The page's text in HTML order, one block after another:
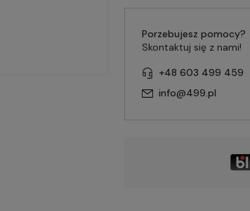
Porzebujesz pomocy?
Skontaktuj się z nami!
+48 603 499 459
info@499.pl